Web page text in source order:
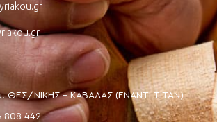
ΘΕΣ/ΝΙΚΗΣ - ΚΑΒΑΛΑΣ (ΕΝΑΝΤΙ ΤΙΤΑΝ)
808 442